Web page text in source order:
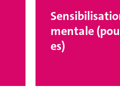
mentale
es)